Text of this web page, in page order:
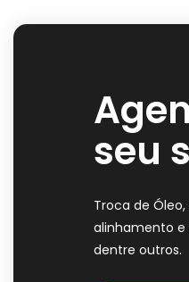
seu
Troca de
alinhamento
dentre outros.